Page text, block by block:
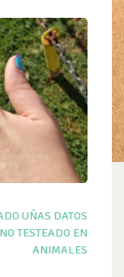
UÑAS DATOS
TESTEADO EN
ANIMALES